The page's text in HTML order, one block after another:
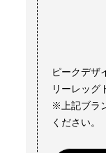
ピークデザ
リーレッグ
※上記ブラ
ください。